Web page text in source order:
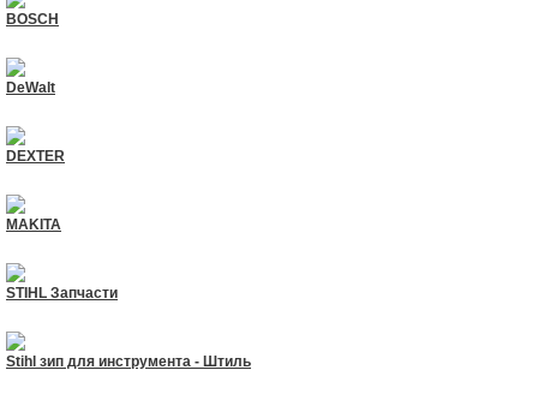
BOSCH
DeWalt
DEXTER
MAKITA
STIHL Запчасти
Stihl зип для инструмента - Штиль